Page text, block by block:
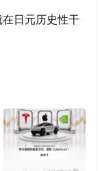
日元历史性干